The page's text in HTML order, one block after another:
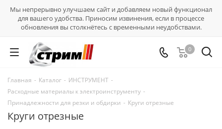
Мы непрерывно улучшаем сайт и добавляем новый функционал
для вашего удобства. Приносим извинения, если в процессе
обновления вы столкнётесь с временными неудобствами.
0
Главная - Каталог - ИНСТРУМЕНТ -
Расходные материалы к электроинструменту -
Принадлежности для резки и обдирки - Круги отрезные
Круги отрезные